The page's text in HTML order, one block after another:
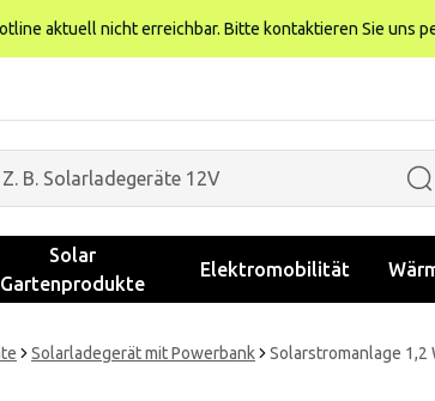
aktuell nicht erreichbar. Bitte kontaktieren Sie uns
Solar
Gartenprodukte
Elektromobilität
Solarladegerät mit Powerbank Solarstromanlage 1,2